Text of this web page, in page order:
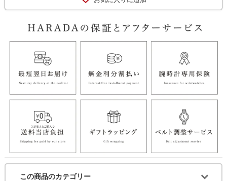
この商品のカテゴリー